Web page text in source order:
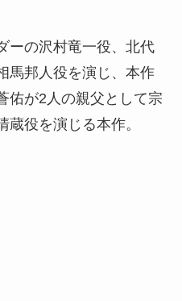
ーの沢村竜一役、北代
馬邦人役を演じ、本作
佑が2人の親父として宗
役を演じる本作。